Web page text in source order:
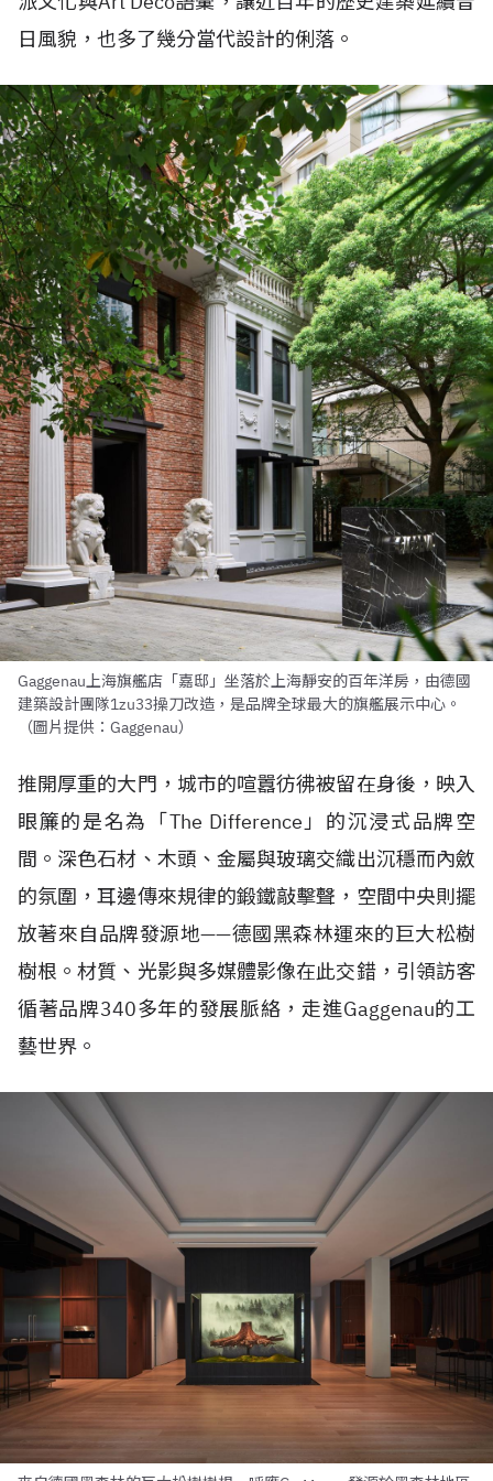
日風貌，也多了幾分當代設計的俐落。
Gaggenau上海旗艦店「嘉邸」坐落於上海靜安的百年洋房，由德國
建築設計團隊1zu33操刀改造，是品牌全球最大的旗艦展示中心。
（圖片提供：Gaggenau）
推開厚重的大門，城市的喧囂彷彿被留在身後，映入
眼簾的是名為「The Difference」的沉浸式品牌空
間。深色石材、木頭、金屬與玻璃交織出沉穩而內斂
的氛圍，耳邊傳來規律的鍛鐵敲擊聲，空間中央則擺
放著來自品牌發源地——德國黑森林運來的巨大松樹
樹根。材質、光影與多媒體影像在此交錯，引領訪客
循著品牌340多年的發展脈絡，走進Gaggenau的工
藝世界。